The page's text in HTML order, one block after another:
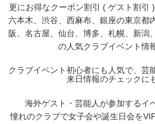
更にお得なクーポン割引 ( ゲスト割引
六本木、渋谷、西麻布、銀座の東京都
阪、名古屋、仙台、博多、札幌、新潟
の人気クラブイベント情
クラブイベント初心者にも人気で、芸
来日情報のチェックに
海外ゲスト・芸能人が参加するイ
憧れのクラブで女子会や誕生日会を